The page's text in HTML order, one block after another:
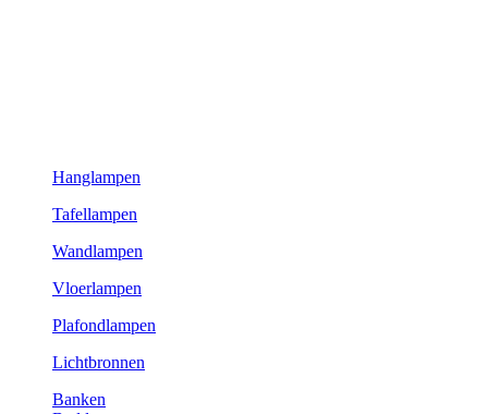
Hanglampen
Tafellampen
Wandlampen
Vloerlampen
Plafondlampen
Lichtbronnen
Banken